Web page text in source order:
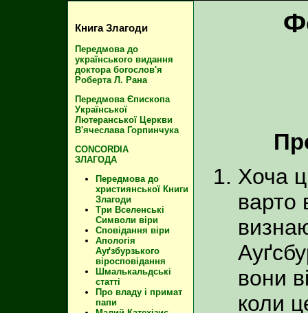
Книга Злагоди
Передмова до
українського видання
доктора богослов'я
Роберта Л. Рана
Передмова Єпископа
Української
Лютеранської Церкви
В'ячеслава Горпинчука
CONCORDIA
ЗЛАГОДА
Передмова до
християнської Книги
Злагоди
Три Вселенські
Символи віри
Сповідання віри
Апологія
Ауґзбурзького
віросповідання
Шмалькальдські
статті
Про владу і примат
папи
Хоча
варто
вони
коли